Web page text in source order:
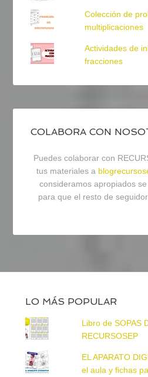
Colección de
multiplicaciones
Actividades de
fracciones
COLABORA CON
Puedes colaborar con
tus materiales a
consideramos apropiados
para que el resto de
LO MÁS POPULAR
Libro de SOPAS
RECURSOSEP
EL APARATO
el aula y fichas